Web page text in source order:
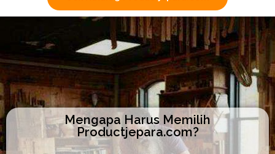
Mengapa Harus Memilih
Productjepara.com?